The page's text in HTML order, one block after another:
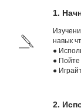
1.
навык
●
●
●
2.